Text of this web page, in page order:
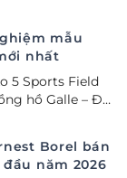
mẫu
nhất
5 Sports Field
hồ Galle – Đại
Borel bán
năm 2026